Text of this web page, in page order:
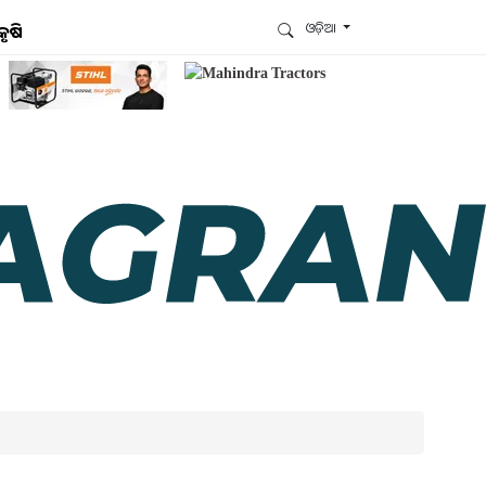
ଓଡ଼ିଆ
ଆମେ ହ୍ବାଟ୍ସଆପ୍‌ରେ ଅଛୁ ! ଆମ ହ୍ବାଟ୍ସଆପ ଗ୍ରୁପରେ
ଯୋଗଦିଅନ୍ତୁ ଏବଂ ଆପଙ୍କୁ ଆବଶ୍ୟକ ହେଉଥିବା ସବୁ
ଅପଡେଟ୍‌ ପାଆନ୍ତୁ ପ୍ରତିଦିନ ।
ହ୍ବାଟ୍ସଆପରେ ଜଏନ କରନ୍ତୁ